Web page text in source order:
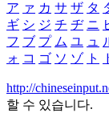
ア ァ カ サ ザ タ
ギ シ ジ チ ヂ ニ
フ ブ プ ム ユ ュ
ォ コ ゴ ソ ゾ ト
http://
할 수 있습니다.